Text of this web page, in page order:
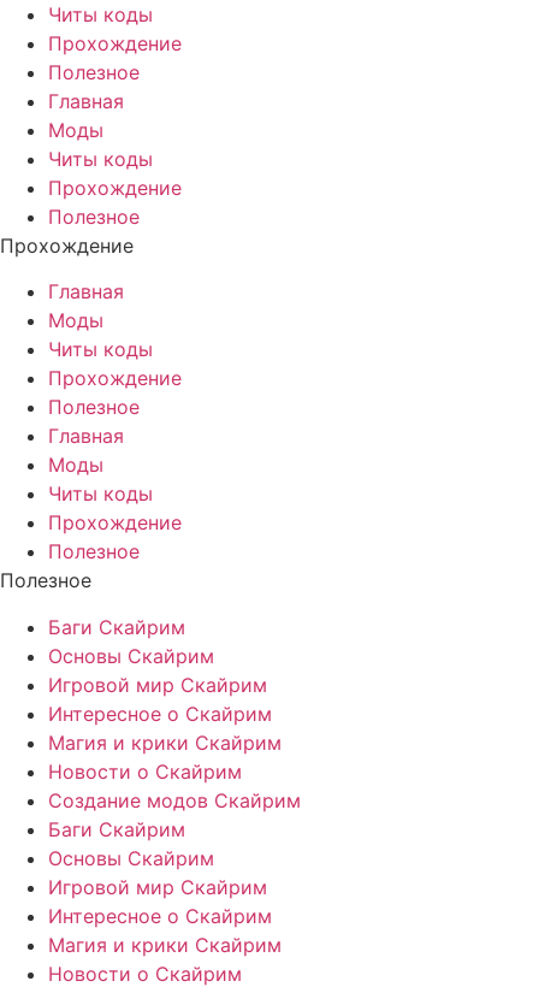
Читы коды
Прохождение
Полезное
Главная
Моды
Читы коды
Прохождение
Полезное
Прохождение
Главная
Моды
Читы коды
Прохождение
Полезное
Главная
Моды
Читы коды
Прохождение
Полезное
Полезное
Баги Скайрим
Основы Скайрим
Игровой мир Скайрим
Интересное о Скайрим
Магия и крики Скайрим
Новости о Скайрим
Создание модов Скайрим
Баги Скайрим
Основы Скайрим
Игровой мир Скайрим
Интересное о Скайрим
Магия и крики Скайрим
Новости о Скайрим